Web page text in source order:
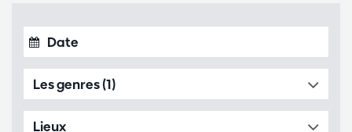
Les genres (1)
Lieux